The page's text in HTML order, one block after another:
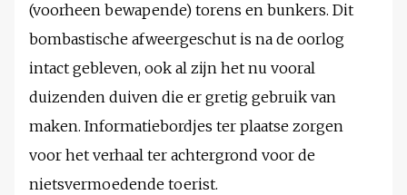
(voorheen bewapende) torens en bunkers. Dit
bombastische afweergeschut is na de oorlog
intact gebleven, ook al zijn het nu vooral
duizenden duiven die er gretig gebruik van
maken. Informatiebordjes ter plaatse zorgen
voor het verhaal ter achtergrond voor de
nietsvermoedende toerist.